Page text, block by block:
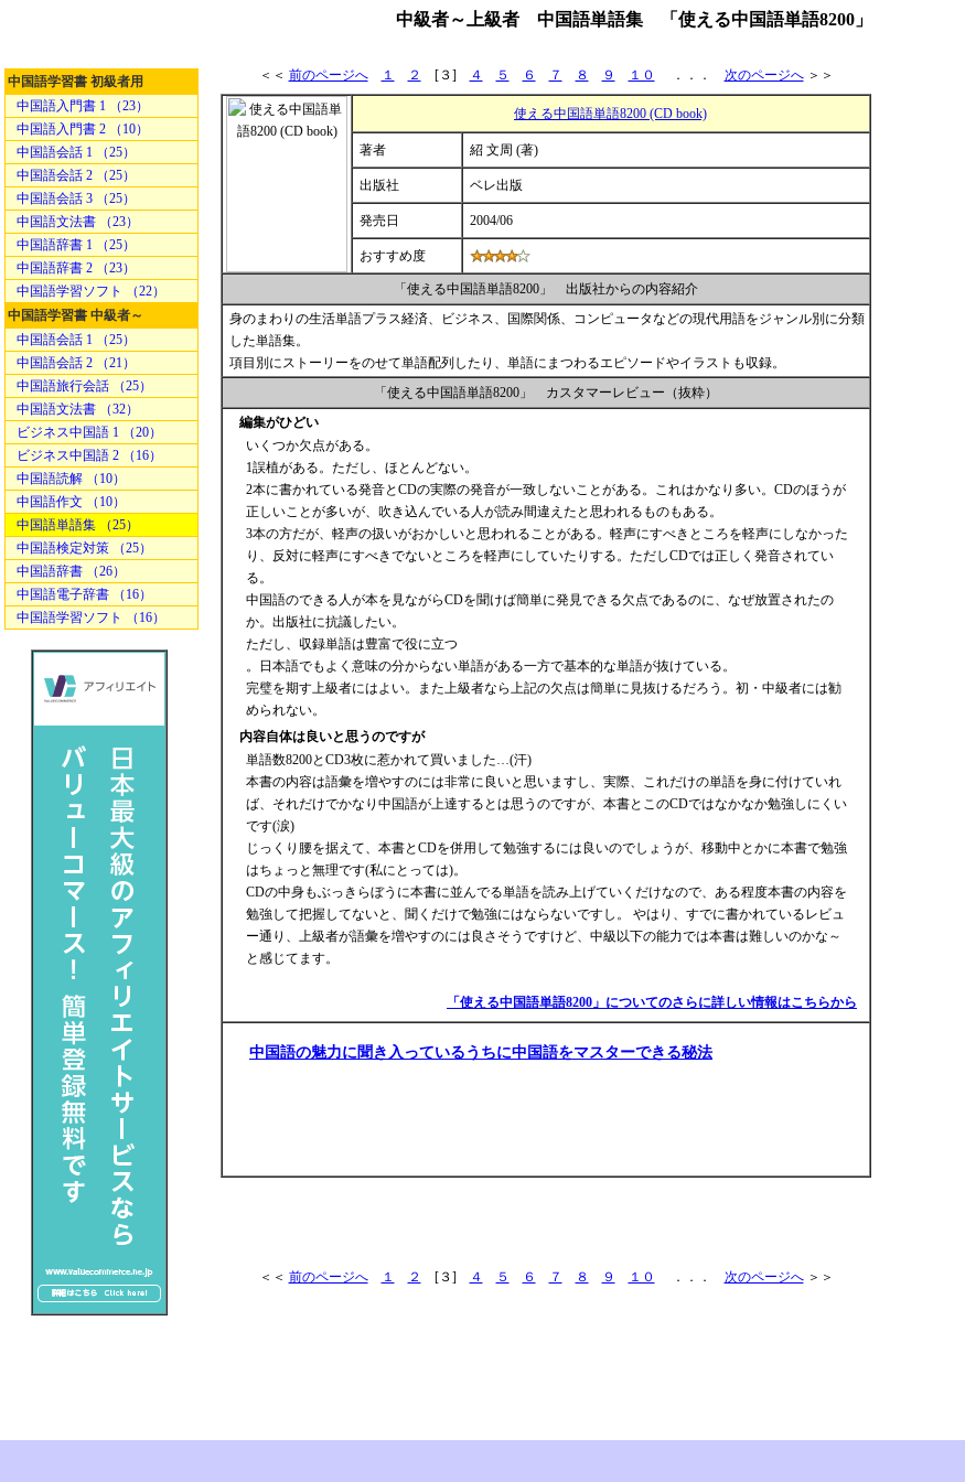
中級者～上級者 中国語単語集 「使える中国語単語8200」
中国語学習書 初級者用
中国語入門書 1 （23）
中国語入門書 2 （10）
中国語会話 1 （25）
中国語会話 2 （25）
中国語会話 3 （25）
中国語文法書 （23）
中国語辞書 1 （25）
中国語辞書 2 （23）
中国語学習ソフト （22）
中国語学習書 中級者～
中国語会話 1 （25）
中国語会話 2 （21）
中国語旅行会話 （25）
中国語文法書 （32）
ビジネス中国語 1 （20）
ビジネス中国語 2 （16）
中国語読解 （10）
中国語作文 （10）
中国語単語集 （25）
中国語検定対策 （25）
中国語辞書 （26）
中国語電子辞書 （16）
中国語学習ソフト （16）
＜＜ 前のページへ １ ２ [３] ４ ５ ６ ７ ８ ９ １０ ．．． 次のページへ＞＞
使える中国語単語8200 (CD book)
著者 紹 文周 (著)
出版社 ベレ出版
発売日 2004/06
おすすめ度
「使える中国語単語8200」 出版社からの内容紹介
身のまわりの生活単語プラス経済、ビジネス、国際関係、コンピュータなどの現代用語をジャンル別に分類
した単語集。
項目別にストーリーをのせて単語配列したり、単語にまつわるエピソードやイラストも収録。
「使える中国語単語8200」 カスタマーレビュー（抜粋）
編集がひどい
いくつか欠点がある。
1誤植がある。ただし、ほとんどない。
2本に書かれている発音とCDの実際の発音が一致しないことがある。これはかなり多い。CDのほうが
正しいことが多いが、吹き込んでいる人が読み間違えたと思われるものもある。
3本の方だが、軽声の扱いがおかしいと思われることがある。軽声にすべきところを軽声にしなかった
り、反対に軽声にすべきでないところを軽声にしていたりする。ただしCDでは正しく発音されてい
る。
中国語のできる人が本を見ながらCDを聞けば簡単に発見できる欠点であるのに、なぜ放置されたの
か。出版社に抗議したい。
ただし、収録単語は豊富で役に立つ
。日本語でもよく意味の分からない単語がある一方で基本的な単語が抜けている。
完璧を期す上級者にはよい。また上級者なら上記の欠点は簡単に見抜けるだろう。初・中級者には勧
められない。
内容自体は良いと思うのですが
単語数8200とCD3枚に惹かれて買いました…(汗)
本書の内容は語彙を増やすのには非常に良いと思いますし、実際、これだけの単語を身に付けていれ
ば、それだけでかなり中国語が上達するとは思うのですが、本書とこのCDではなかなか勉強しにくい
です(涙)
じっくり腰を据えて、本書とCDを併用して勉強するには良いのでしょうが、移動中とかに本書で勉強
はちょっと無理です(私にとっては)。
CDの中身もぶっきらぼうに本書に並んでる単語を読み上げていくだけなので、ある程度本書の内容を
勉強して把握してないと、聞くだけで勉強にはならないですし。 やはり、すでに書かれているレビュ
ー通り、上級者が語彙を増やすのには良さそうですけど、中級以下の能力では本書は難しいのかな～
と感じてます。
「使える中国語単語8200」についてのさらに詳しい情報はこちらから
中国語の魅力に聞き入っているうちに中国語をマスターできる秘法
＜＜ 前のページへ １ ２ [３] ４ ５ ６ ７ ８ ９ １０ ．．． 次のページへ＞＞